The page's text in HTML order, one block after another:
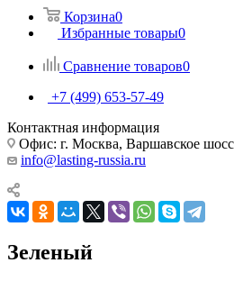
Корзина0
Избранные товары0
Сравнение товаров0
+7 (499) 653-57-49
Контактная информация
Офис: г. Москва, Варшавское
info@lasting-russia.ru
Зеленый